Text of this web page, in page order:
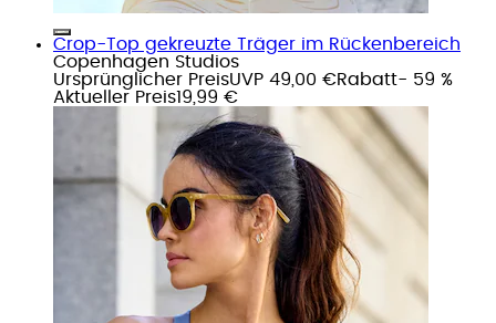
Crop-Top gekreuzte Träger im Rückenbereich
Copenhagen Studios
Ursprünglicher PreisUVP 49,00 €Rabatt- 59 %
Aktueller Preis19,99 €